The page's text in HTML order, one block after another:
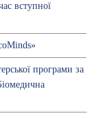
вступної
програми за